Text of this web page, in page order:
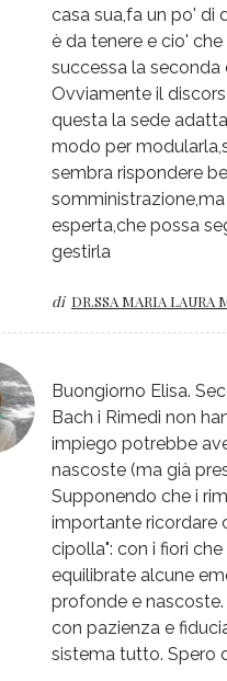
casa sua,fa un po' di
è da tenere e cio'
successa la seconda
Ovviamente il
questa la sede
modo per
sembra rispondere
esperta,che possa
gestirla
di DR.SSA MARIA LAURA
Buongiorno Elisa.
Bach i Rimedi non
impiego potrebbe
nascoste (ma già
Supponendo che i
importante ricordare
cipolla": con i fiori
equilibrate alcune
profonde e
con pazienza e
sistema tutto. Spero